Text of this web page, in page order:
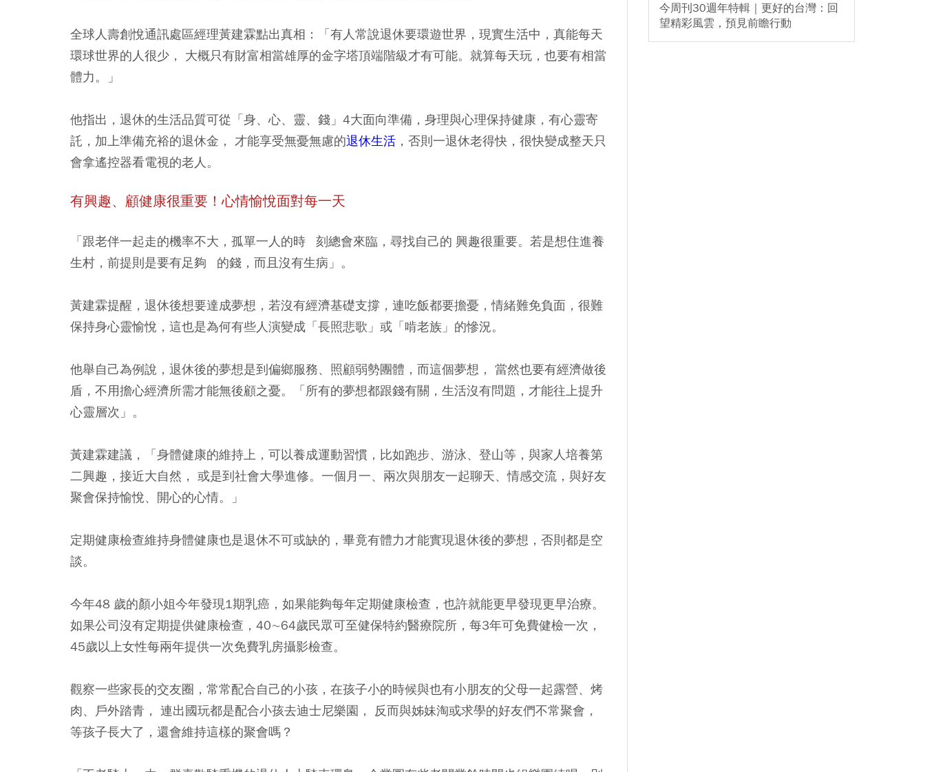
全球人壽創悅通訊處區經理黃建霖點出真相：「有人常說退休要環遊世界，現實生活中，真能每天
環球世界的人很少， 大概只有財富相當雄厚的金字塔頂端階級才有可能。就算每天玩，也要有相當
體力。」
他指出，退休的生活品質可從「身、心、靈、錢」4大面向準備，身理與心理保持健康，有心靈寄
託，加上準備充裕的退休金， 才能享受無憂無慮的退休生活 ，否則一退休老得快，很快變成整天只
會拿遙控器看電視的老人。
有興趣、顧健康很重要！心情愉悅面對每一天
「跟老伴一起走的機率不大，孤單一人的時 刻總會來臨，尋找自己的 興趣很重要。若是想住進養
生村，前提則是要有足夠 的錢，而且沒有生病」。
黃建霖提醒，退休後想要達成夢想，若沒有經濟基礎支撐，連吃飯都要擔憂，情緒難免負面，很難
保持身心靈愉悅，這也是為何有些人演變成「長照悲歌」或「啃老族」的慘況。
他舉自己為例說，退休後的夢想是到偏鄉服務、照顧弱勢團體，而這個夢想， 當然也要有經濟做後
盾，不用擔心經濟所需才能無後顧之憂。「所有的夢想都跟錢有關，生活沒有問題，才能往上提升
心靈層次」。
黃建霖建議，「身體健康的維持上，可以養成運動習慣，比如跑步、游泳、登山等，與家人培養第
二興趣，接近大自然， 或是到社會大學進修。一個月一、兩次與朋友一起聊天、情感交流，與好友
聚會保持愉悅、開心的心情。」
定期健康檢查維持身體健康也是退休不可或缺的，畢竟有體力才能實現退休後的夢想，否則都是空
談。
今年48 歲的顏小姐今年發現1期乳癌，如果能夠每年定期健康檢查，也許就能更早發現更早治療。
如果公司沒有定期提供健康檢查，40∼64歲民眾可至健保特約醫療院所，每3年可免費健檢一次，
45歲以上女性每兩年提供一次免費乳房攝影檢查。
觀察一些家長的交友圈，常常配合自己的小孩，在孩子小的時候與也有小朋友的父母一起露營、烤
肉、戶外踏青， 連出國玩都是配合小孩去迪士尼樂園， 反而與姊妹淘或求學的好友們不常聚會，
等孩子長大了，還會維持這樣的聚會嗎？
今周刊30週年特輯｜更好的台灣：回
望精彩風雲，預見前瞻行動